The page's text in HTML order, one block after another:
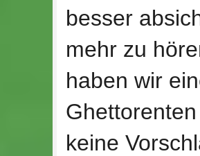
besser
mehr zu
haben wir
keine